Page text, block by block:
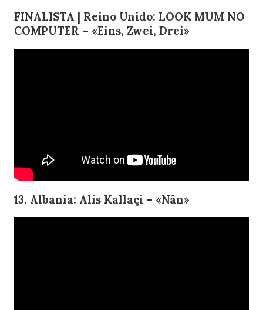
FINALISTA | Reino Unido: LOOK MUM NO
COMPUTER – «Eins, Zwei, Drei»
13. Albania: Alis Kallaçi – «Nân»